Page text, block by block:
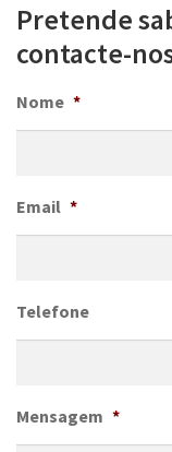
Pretende
contacte-
Nome *
Email *
Telefone
Mensagem *